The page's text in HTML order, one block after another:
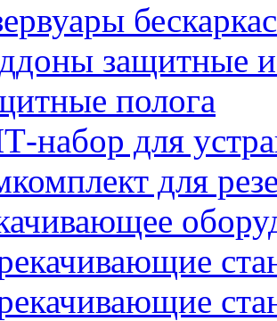
защитные
полога
набор для
для